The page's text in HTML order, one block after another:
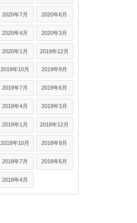
2020年7月 2020年6月
2020年4月 2020年3月
2020年1月 2019年12月
2019年10月 2019年9月
2019年7月 2019年6月
2019年4月 2019年3月
2019年1月 2018年12月
2018年10月 2018年9月
2018年7月 2018年6月
2018年4月